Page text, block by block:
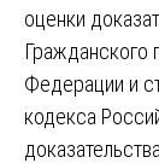
оценки
Гражданского
Федерации и
кодекса